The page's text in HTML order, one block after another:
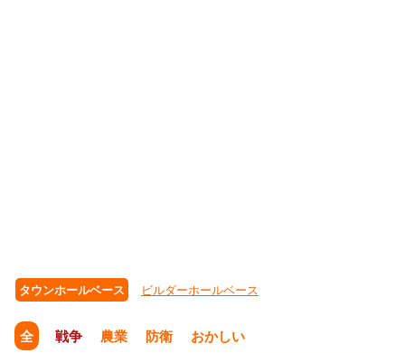
タウンホールベース ビルダーホールベース
全 戦争 農業 防衛 おかしい